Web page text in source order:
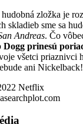
zložka je
skladieb sme sa
Andreas. Čo
Dogg prinesú
všetci priaznivci
ani